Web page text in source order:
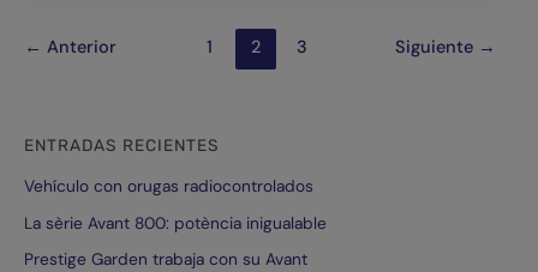
← Anterior 1 2 3 Siguiente →
ENTRADAS RECIENTES
Vehículo con orugas radiocontrolados
La sèrie Avant 800: potència inigualable
Prestige Garden trabaja con su Avant